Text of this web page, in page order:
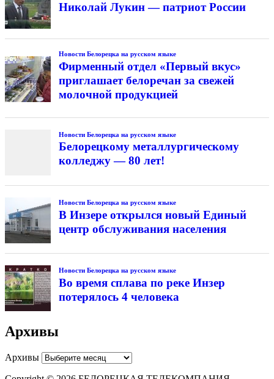
Николай Лукин — патриот России
Новости Белорецка на русском языке
Фирменный отдел «Первый вкус»
приглашает белоречан за свежей
молочной продукцией
Новости Белорецка на русском языке
Белорецкому металлургическому
колледжу — 80 лет!
Новости Белорецка на русском языке
В Инзере открылся новый Единый
центр обслуживания населения
Новости Белорецка на русском языке
Во время сплава по реке Инзер
потерялось 4 человека
Архивы
Архивы